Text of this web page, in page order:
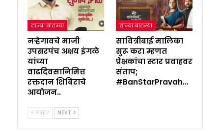
ताज्या बातम्या
नऱ्हेगावचे माजी
उपसरपंच अक्षय इंगळे
यांच्या
वाढदिवसानिमित्त
रक्तदान शिबिराचे
आयोजन..
ताज्या बातम्या
सावित्रीबाई मालिका
सुरू करा म्हणत
प्रेक्षकांचा स्टार प्रवाहवर
संताप;
#BanStarPravah…
PREV NEXT